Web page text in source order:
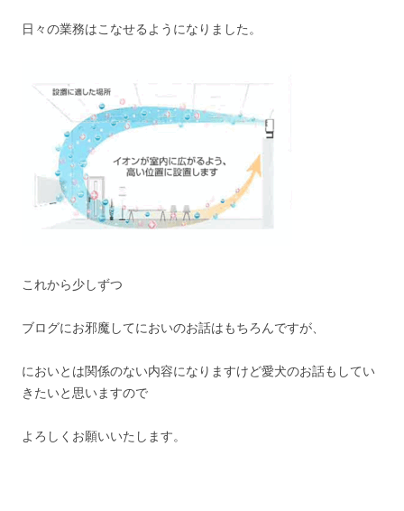
日々の業務はこなせるようになりました。
これから少しずつ
ブログにお邪魔してにおいのお話はもちろんですが、
においとは関係のない内容になりますけど愛犬のお話もしてい
きたいと思いますので
よろしくお願いいたします。